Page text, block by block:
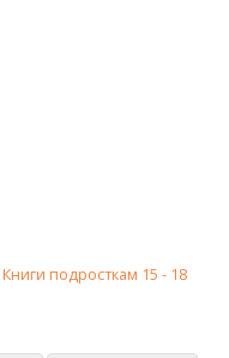
Книги подросткам 15 - 18